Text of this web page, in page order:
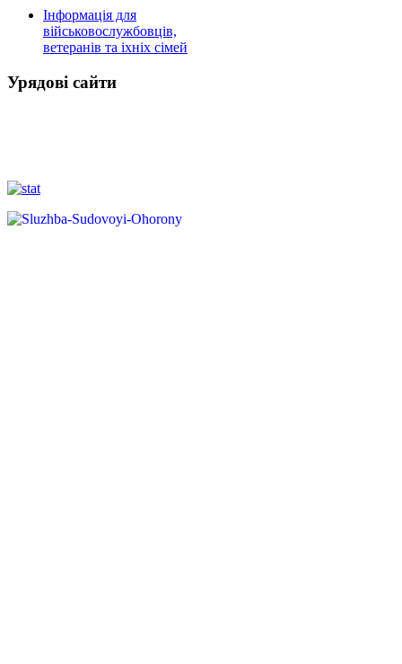
Інформація для
військовослужбовців,
ветеранів та іхніх сімей
Урядові сайти